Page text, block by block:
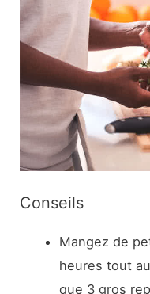
Conseils
Mangez de
heures tout
que 3 gros